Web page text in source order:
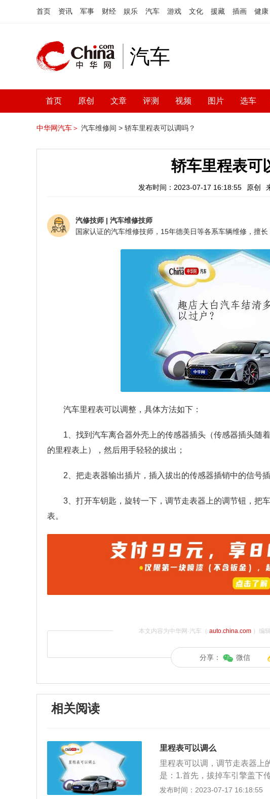
首页 资讯 军事 财经 娱乐 汽车 游戏 文化 援藏 插画 健康
汽车
首页 原创 文章 评测 视频 图片 选车
中华网汽车＞ 汽车维修间 > 轿车里程表可以调吗？
轿车里程表可
发布时间：2023-07-17 16:18:55 原创
汽修技师 | 汽车维修技师
汽车里程表可以调整，具体方法如下：
1、找到汽车离合器外壳上的传感器插头（传感器插头随
的里程表上），然后用手轻轻的拔出；
2、把走表器输出插片，插入拔出的传感器插销中的信号
3、打开车钥匙，旋转一下，调节走表器上的调节钮，把
表。
本文内容为中华网·汽车（ auto.china.com）编
分享： 微信
相关阅读
里程表可以调么
里程表可以调，调节走表器上
是：1.首先，拔掉车引擎盖下
出插片插入传感器的信号插孔
发布时间：2023-07-17 16:18:55